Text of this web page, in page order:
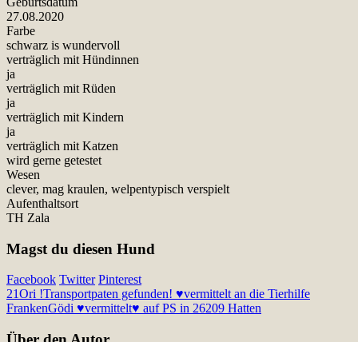
27.08.2020
Farbe
schwarz is wundervoll
verträglich mit Hündinnen
ja
verträglich mit Rüden
ja
verträglich mit Kindern
ja
verträglich mit Katzen
wird gerne getestet
Wesen
clever, mag kraulen, welpentypisch verspielt
Aufenthaltsort
TH Zala
Magst du diesen Hund
Facebook Twitter Pinterest
21Ori !Transportpaten gefunden! ♥vermittelt an die Tierhilfe
FrankenGödi ♥vermittelt♥ auf PS in 26209 Hatten